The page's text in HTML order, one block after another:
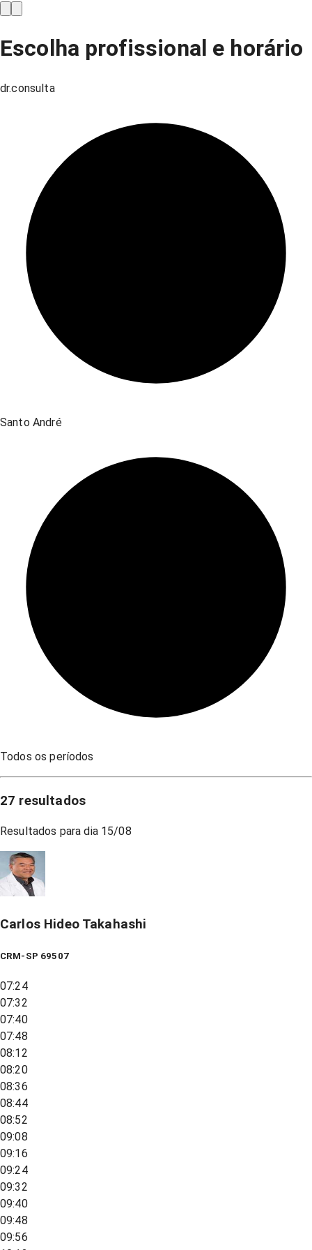
Escolha profissional e horário
dr.consulta
Santo André
Todos os períodos
27 resultados
Resultados para dia 15/08
Carlos Hideo Takahashi
CRM-SP 69507
07:24
07:32
07:40
07:48
08:12
08:20
08:36
08:44
08:52
09:08
09:16
09:24
09:32
09:40
09:48
09:56